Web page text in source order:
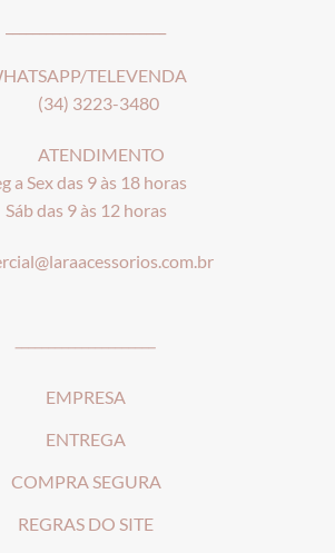
TELEVENDA
(34) 3223-3480
ATENDIMENTO
a Sex das 9 às 18 horas
Sáb das 9 às 12 horas
EMPRESA
ENTREGA
COMPRA SEGURA
REGRAS DO SITE